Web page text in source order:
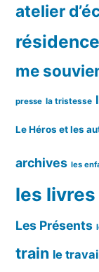
atelier
résidence
me
presse la tristesse
Le Héros et les
archives les
les livres
Les Présents
train le